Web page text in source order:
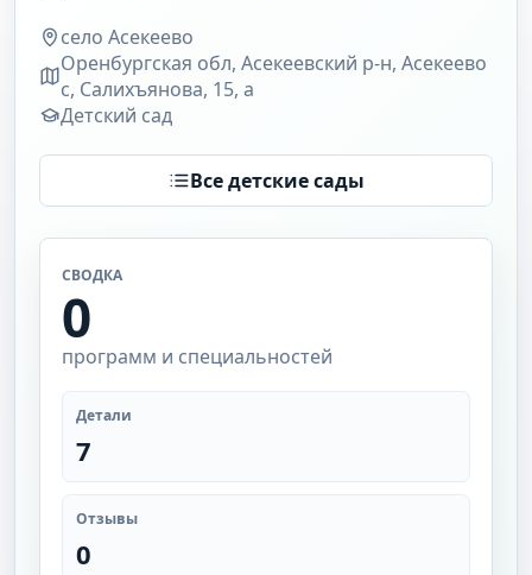
село Асекеево
Оренбургская обл, Асекеевский р-н, Асекеево
с, Салихъянова, 15, а
Детский сад
Все детские сады
СВОДКА
0
программ и специальностей
Детали
7
Отзывы
0